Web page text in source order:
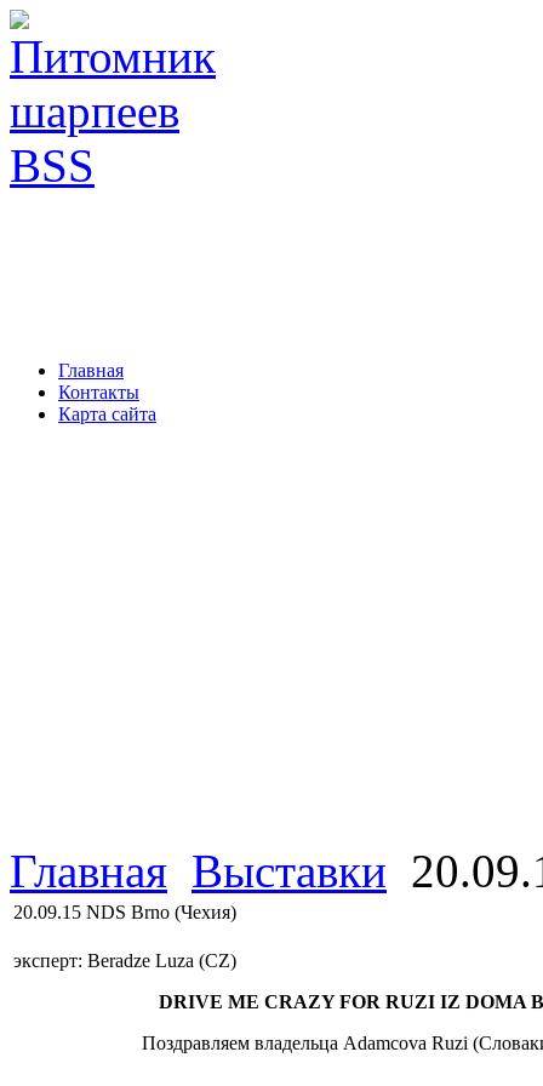
Главная
Контакты
Карта сайта
Главная Выставки
20.09.15 NDS Brno (Чехия)
эксперт: Beradze Luza (CZ)
DRIVE ME CRAZY FOR RUZI IZ DOMA
Поздравляем владельца Adamcova Ruzi